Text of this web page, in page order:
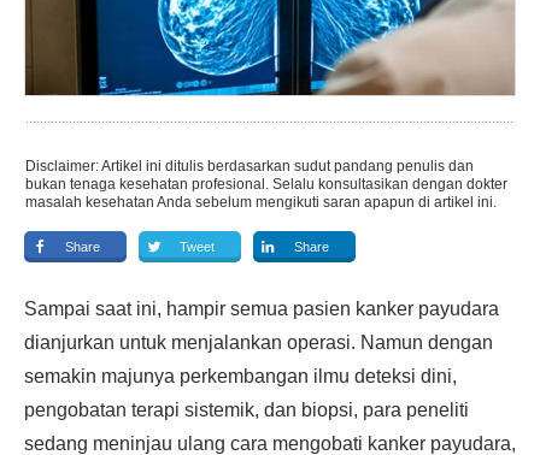
Disclaimer: Artikel ini ditulis berdasarkan sudut pandang penulis dan
bukan tenaga kesehatan profesional. Selalu konsultasikan dengan dokter
masalah kesehatan Anda sebelum mengikuti saran apapun di artikel ini.
Share Tweet Share
Sampai saat ini, hampir semua pasien kanker payudara
dianjurkan untuk menjalankan operasi. Namun dengan
semakin majunya perkembangan ilmu deteksi dini,
pengobatan terapi sistemik, dan biopsi, para peneliti
sedang meninjau ulang cara mengobati kanker payudara,